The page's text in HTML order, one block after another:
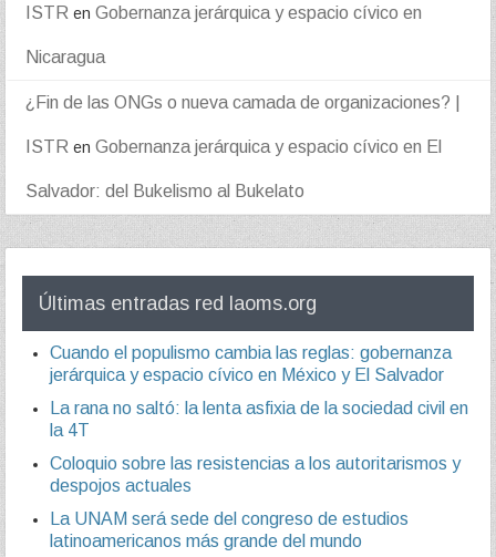
ISTR en Gobernanza jerárquica y espacio cívico en
Nicaragua
¿Fin de las ONGs o nueva camada de organizaciones? |
ISTR en Gobernanza jerárquica y espacio cívico en El
Salvador: del Bukelismo al Bukelato
Últimas entradas red laoms.org
Cuando el populismo cambia las reglas: gobernanza
jerárquica y espacio cívico en México y El Salvador
La rana no saltó: la lenta asfixia de la sociedad civil en
la 4T
Coloquio sobre las resistencias a los autoritarismos y
despojos actuales
La UNAM será sede del congreso de estudios
latinoamericanos más grande del mundo